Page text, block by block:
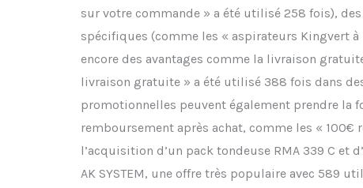
sur votre commande » a été utilisé 258 fois),
spécifiques (comme les « aspirateurs Kingvert
encore des avantages comme la livraison
livraison gratuite » a été utilisé 388 fois dans
promotionnelles peuvent également prendre la
remboursement après achat, comme les « 100€
l’acquisition d’un pack tondeuse RMA 339 C et
AK SYSTEM, une offre très populaire avec 589